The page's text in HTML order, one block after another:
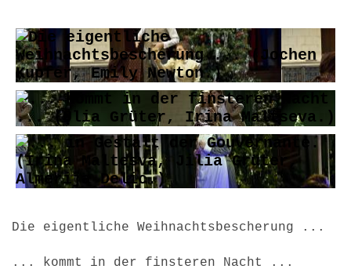
Die eigentliche Weihnachtsbescherung ...
... kommt in der finsteren Nacht ...